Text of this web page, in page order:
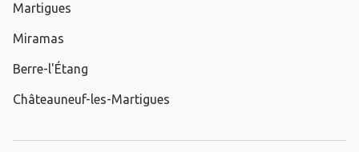
Martigues
Miramas
Berre-l'Étang
Châteauneuf-les-Martigues